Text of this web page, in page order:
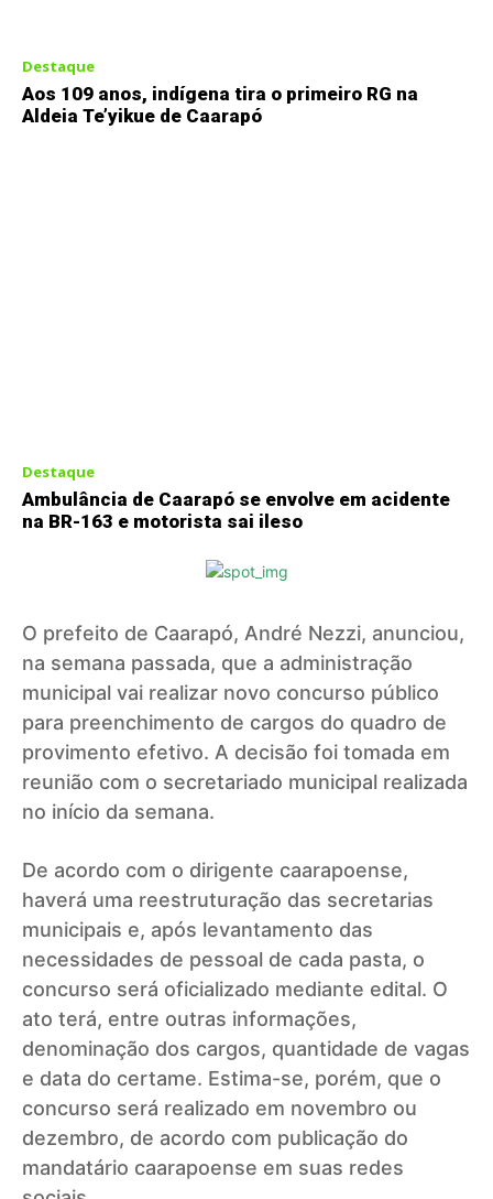
Destaque
Aos 109 anos, indígena tira o primeiro RG na
Aldeia Te’yikue de Caarapó
Destaque
Ambulância de Caarapó se envolve em acidente
na BR-163 e motorista sai ileso
O prefeito de Caarapó, André Nezzi, anunciou,
na semana passada, que a administração
municipal vai realizar novo concurso público
para preenchimento de cargos do quadro de
provimento efetivo. A decisão foi tomada em
reunião com o secretariado municipal realizada
no início da semana.
De acordo com o dirigente caarapoense,
haverá uma reestruturação das secretarias
municipais e, após levantamento das
necessidades de pessoal de cada pasta, o
concurso será oficializado mediante edital. O
ato terá, entre outras informações,
denominação dos cargos, quantidade de vagas
e data do certame. Estima-se, porém, que o
concurso será realizado em novembro ou
dezembro, de acordo com publicação do
mandatário caarapoense em suas redes